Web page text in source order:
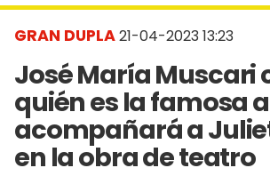
GRAN DUPLA21-04-2023 13:23
José María Muscari
quién es la famosa
acompañará a
en la obra de teatro